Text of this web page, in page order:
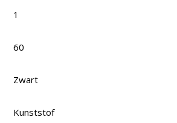
1
60
Zwart
Kunststof